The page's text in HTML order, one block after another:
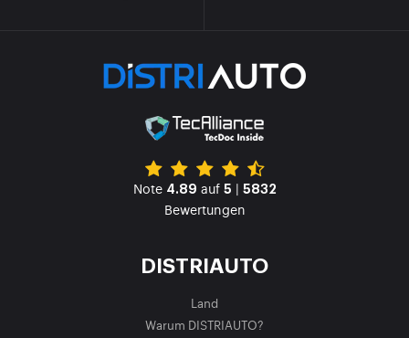
Note 4.89 auf 5 | 5832
Bewertungen
DISTRIAUTO
Land
Warum DISTRIAUTO?